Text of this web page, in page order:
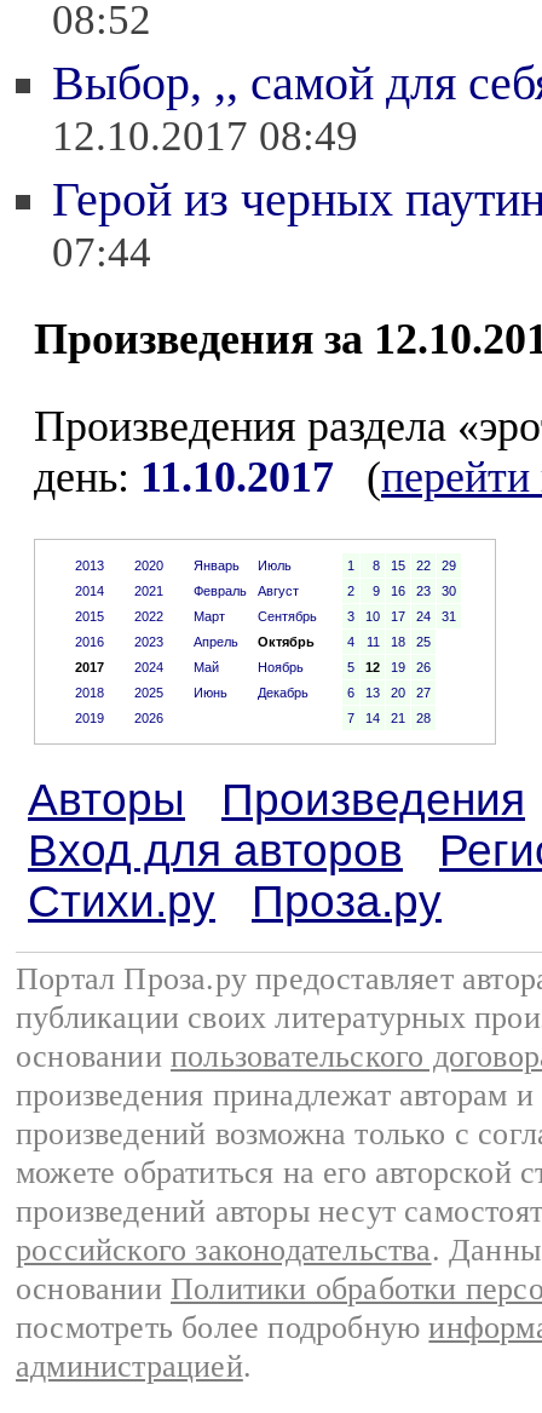
08:52
Выбор, ,, самой для
12.10.2017 08:49
Герой из черных
07:44
Произведения за
Произведения раздела
день: 11.10.2017 (перейти
2013
2014
2015
2016
2017
2018
2019
2020
2021
2022
2023
2024
2025
2026
Январь
Июль
Февраль
Август
Март
Сентябрь
Апрель
Октябрь
Май
Ноябрь
Июнь
Декабрь
1 8 15 22
29
2
9 16 23
30
3
10 17 24
31
4
11 18
25
5
12 19
26
6
13 20
27
7
14 21 28
Авторы
Произведения
Вход для авторов
Стихи.ру
Проза.ру
Портал Проза.ру предоставляет
публикации своих литературных
основании пользовательского
произведения принадлежат авторам
произведений возможна только с
можете обратиться на его авторской
произведений авторы несут
российского законодательства.
основании Политики обработки
посмотреть более подробную
администрацией.